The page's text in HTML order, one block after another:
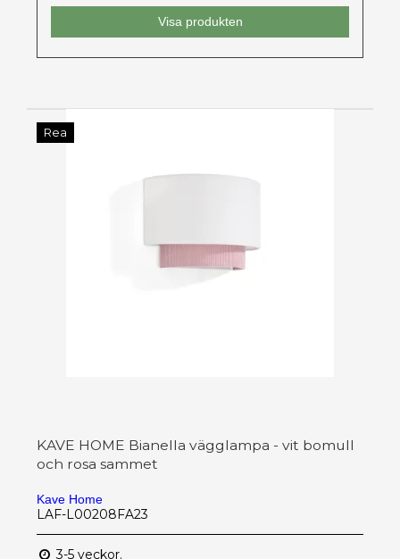
Visa produkten
Rea
KAVE HOME Bianella vägglampa - vit bomull
och rosa sammet
Kave Home
LAF-L00208FA23
3-5 veckor.